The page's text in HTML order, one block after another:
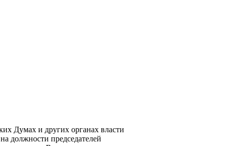
Думах и других органах власти
должности председателей